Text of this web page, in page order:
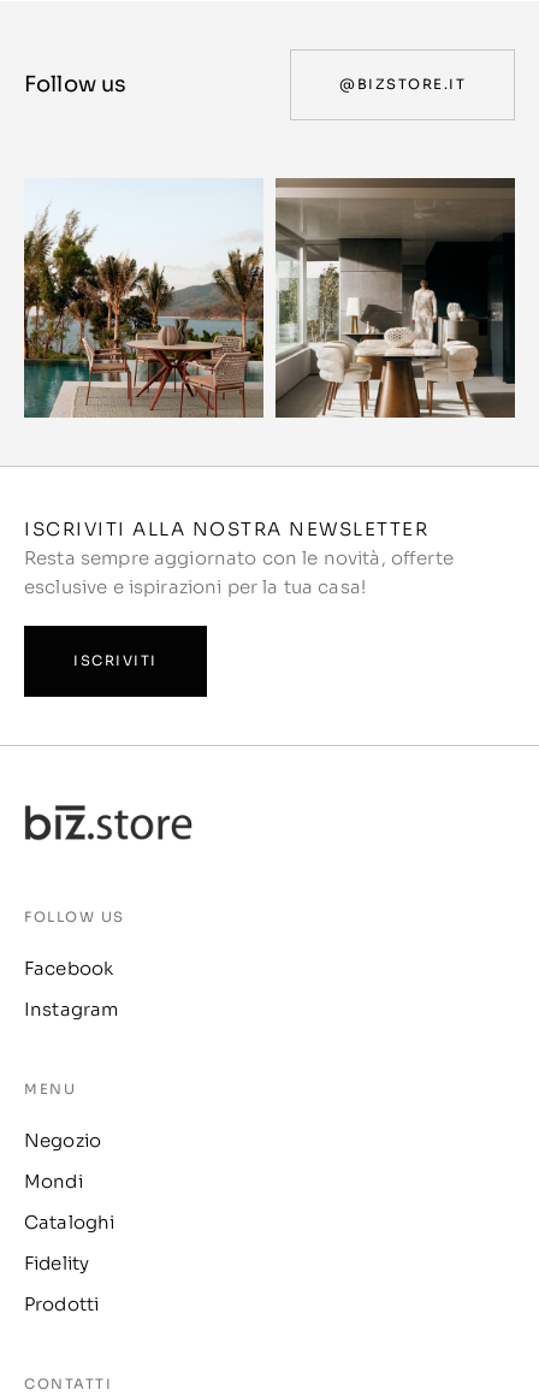
Follow us @BIZSTORE.IT
ISCRIVITI ALLA NOSTRA NEWSLETTER
Resta sempre aggiornato con le novità, offerte
esclusive e ispirazioni per la tua casa!
ISCRIVITI
FOLLOW US
Facebook
Instagram
MENU
Negozio
Mondi
Cataloghi
Fidelity
Prodotti
CONTATTI